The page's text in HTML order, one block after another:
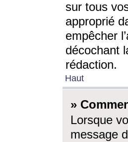
sur tous
approprié
empêcher
décochant
rédaction.
Haut
»
Lorsque
message